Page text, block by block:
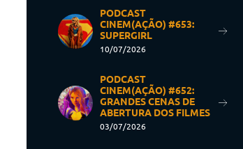
PODCAST
CINEM(AÇÃO) #653:
SUPERGIRL
10/07/2026
PODCAST
CINEM(AÇÃO) #652:
GRANDES CENAS DE
ABERTURA DOS FILMES
03/07/2026